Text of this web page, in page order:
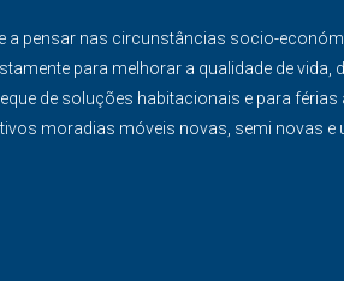
a pensar nas circunstâncias socio-
para melhorar a qualidade de vida,
de soluções habitacionais e para férias
moradias móveis novas, semi novas e